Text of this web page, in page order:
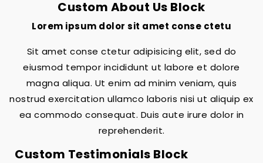
Custom About Us Block
Lorem ipsum dolor sit amet conse ctetu
Sit amet conse ctetur adipisicing elit, sed do
eiusmod tempor incididunt ut labore et dolore
magna aliqua. Ut enim ad minim veniam, quis
nostrud exercitation ullamco laboris nisi ut aliquip ex
ea commodo consequat. Duis aute irure dolor in
reprehenderit.
Custom Testimonials Block